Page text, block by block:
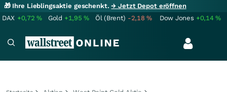
🎁 Ihre Lieblingsaktie geschenkt.→ Jetzt Depot eröffnen
DAX +0,72% Gold +1,95% Öl (Brent) -2,18% Dow Jones +0,14%